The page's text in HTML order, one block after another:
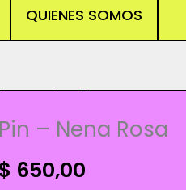
QUIENES SOMOS
,Pines
Pin – Nena Rosa
$ 650,00